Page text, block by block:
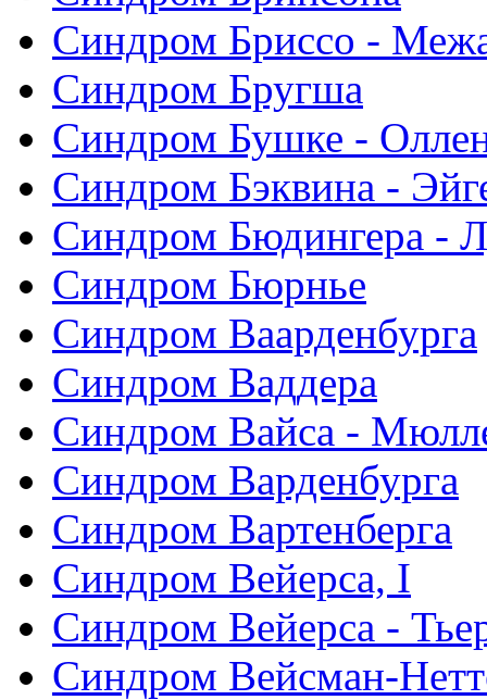
Синдром Бриссо -
Синдром Бругша
Синдром Бушке -
Синдром Бэквина -
Синдром Бюдингера -
Синдром Бюрнье
Синдром Ваарденбурга
Синдром Ваддера
Синдром Вайса -
Синдром Варденбурга
Синдром Вартенберга
Синдром Вейерса, I
Синдром Вейерса -
Синдром Вейсман-